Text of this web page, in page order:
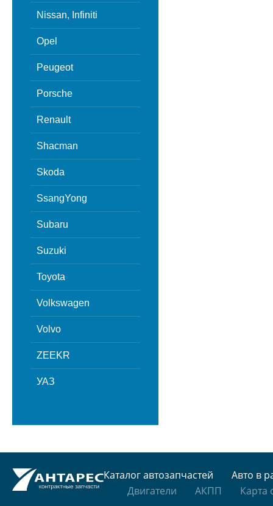
Nissan, Infiniti
Opel
Peugeot
Porsche
Renault
Shacman
Skoda
SsangYong
Subaru
Suzuki
Toyota
Volkswagen
Volvo
ZEEKR
УАЗ
Каталог автозапчастей
Авто в
Двигатели
АКПП Карта